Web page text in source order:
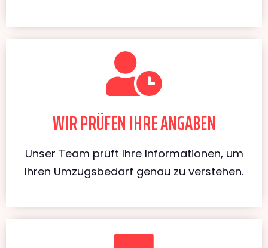
WIR PRÜFEN IHRE ANGABEN
Unser Team prüft Ihre Informationen, um
Ihren Umzugsbedarf genau zu verstehen.